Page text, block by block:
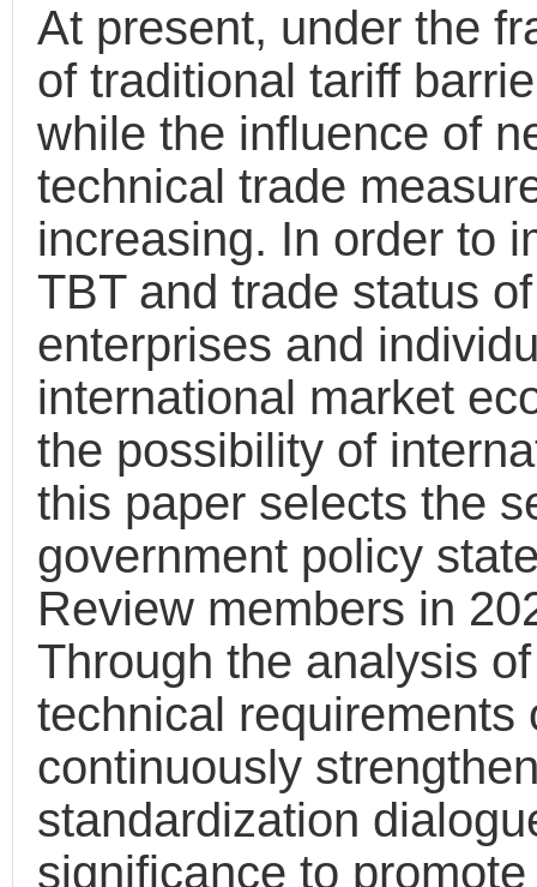
At present, under the
of traditional tariff
while the influence of
technical trade
increasing. In order to
TBT and trade status
enterprises and
international market
the possibility of
this paper selects the
government policy
Review members in
Through the analysis
technical requirements
continuously
standardization
significance to